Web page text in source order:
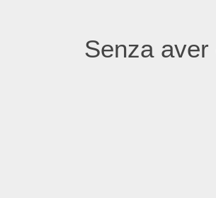
Senza